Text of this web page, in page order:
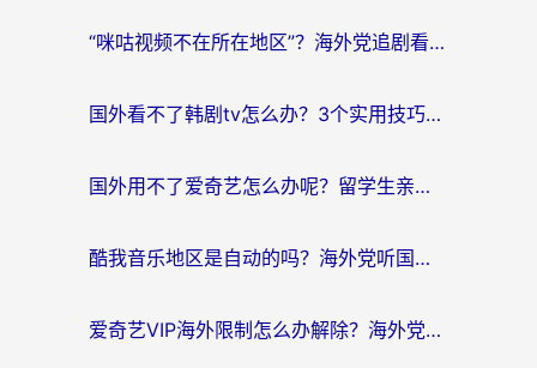
“咪咕视频不在所在地区”？海外党追剧看片、炒股的救星来了！
国外看不了韩剧tv怎么办？3个实用技巧解决海外追剧难题（附书旗小说&社保查询攻略）
国外用不了爱奇艺怎么办呢？留学生亲测有效的回国加速方案
酷我音乐地区是自动的吗？海外党听国内音乐看视频的真实解决方案
爱奇艺VIP海外限制怎么办解除？海外党追剧看片的终极解决方案